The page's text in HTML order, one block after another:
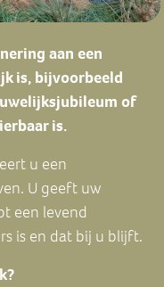
aan een
is, bijvoorbeeld
of
is.
u een
U geeft uw
een levend
is en dat bij u blijft.